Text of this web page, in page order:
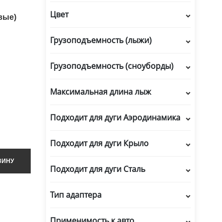
Защита арок (локера)
Защита органов зрения
Зеркала дополнительные
Канистры
Коврики влагопоглащающие
Ковры салона
Крепеж для багажников
Цвет
Грузоподъемность (лыжи)
Грузоподъемность (сноуборды)
Максимальная длина лыж
Подходит для дуги Аэродинамика
Подходит для дуги Крыло
Подходит для дуги Сталь
Тип адаптера